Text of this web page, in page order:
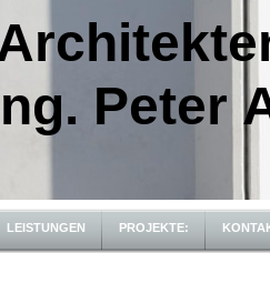
Peter
LEISTUNGEN PROJEKTE: